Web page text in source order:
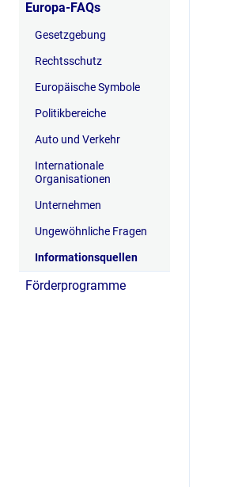
Europa-FAQs
Gesetzgebung
Rechtsschutz
Europäische Symbole
Politikbereiche
Auto und Verkehr
Internationale
Organisationen
Unternehmen
Ungewöhnliche Fragen
Informationsquellen
Förderprogramme